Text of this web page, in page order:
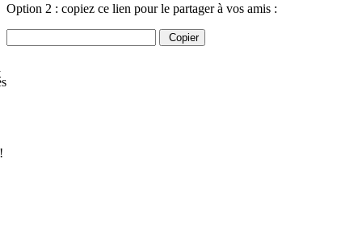
Option 2 : copiez ce lien pour le partager à vos amis :
Copier